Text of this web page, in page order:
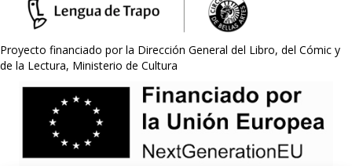
Proyecto financiado por la Dirección General del Libro, del Cómic y
de la Lectura, Ministerio de Cultura